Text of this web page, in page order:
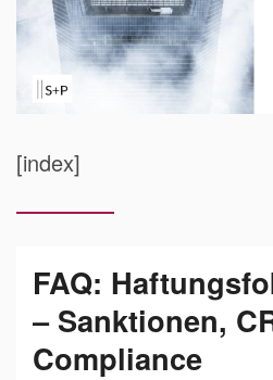
[index]
FAQ:
– Sanktionen,
Compliance